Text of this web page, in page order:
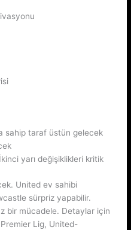
sahip taraf üstün gelecek
yarı değişiklikleri kritik
United ev sahibi
sürpriz yapabilir.
bir mücadele. Detaylar için
Premier Lig, United-